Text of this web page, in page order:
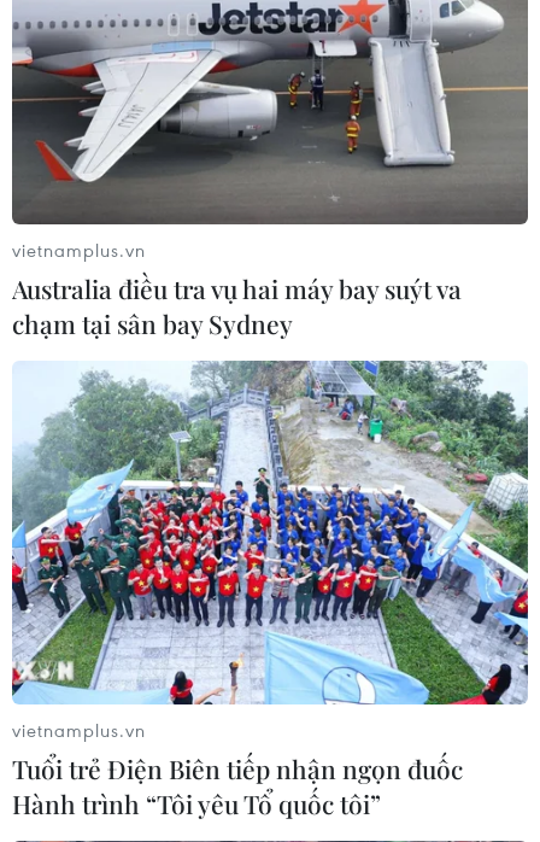
05/08/2026 07:39
Hoàn thiện khuôn khổ pháp lý về
ngân hàng và phòng, chống rửa tiền
Cà Mau gỡ “điểm nghẽn” mặt bằng,
xây dựng kịch bản giải ngân
05/08/2026 01:18
Điều gì chờ đợi đồng yen sau cái bắt
tay giữa Mỹ-Nhật?
04/08/2026 14:11
Sửa Luật Trưng mua, trưng dụng tài
sản giải quyết vướng mắc trên thực
tiễn
04/08/2026 13:10
Đề xuất 5 nhóm chính sách sửa đổi
vietnamplus.vn
Australia điều tra vụ hai máy bay suýt va
chạm tại sân bay Sydney
vietnamplus.vn
Tuổi trẻ Điện Biên tiếp nhận ngọn đuốc
Hành trình “Tôi yêu Tổ quốc tôi”